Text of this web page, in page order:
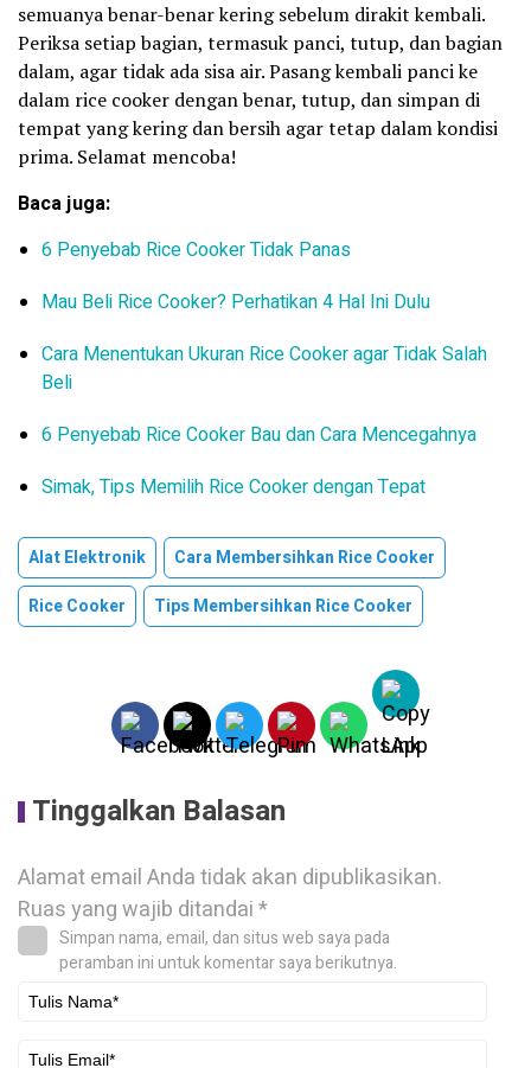
semuanya benar-benar kering sebelum dirakit kembali.
Periksa setiap bagian, termasuk panci, tutup, dan bagian
dalam, agar tidak ada sisa air. Pasang kembali panci ke
dalam rice cooker dengan benar, tutup, dan simpan di
tempat yang kering dan bersih agar tetap dalam kondisi
prima. Selamat mencoba!
Baca juga:
6 Penyebab Rice Cooker Tidak Panas
Mau Beli Rice Cooker? Perhatikan 4 Hal Ini Dulu
Cara Menentukan Ukuran Rice Cooker agar Tidak Salah
Beli
6 Penyebab Rice Cooker Bau dan Cara Mencegahnya
Simak, Tips Memilih Rice Cooker dengan Tepat
Alat Elektronik
Cara Membersihkan Rice Cooker
Rice Cooker
Tips Membersihkan Rice Cooker
Tinggalkan Balasan
Alamat email Anda tidak akan dipublikasikan.
Ruas yang wajib ditandai*
Simpan nama, email, dan situs web saya pada
peramban ini untuk komentar saya berikutnya.